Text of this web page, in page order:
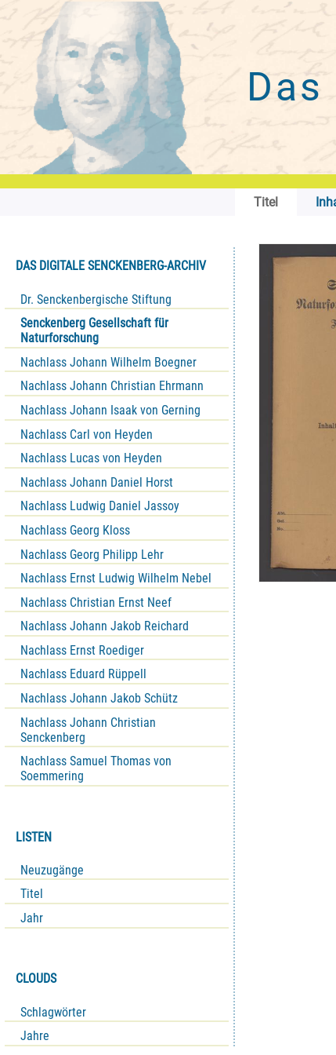
Titel
DAS DIGITALE SENCKENBERG-ARCHIV
Dr. Senckenbergische Stiftung
Senckenberg Gesellschaft für
Naturforschung
Nachlass Johann Wilhelm Boegner
Nachlass Johann Christian Ehrmann
Nachlass Johann Isaak von Gerning
Nachlass Carl von Heyden
Nachlass Lucas von Heyden
Nachlass Johann Daniel Horst
Nachlass Ludwig Daniel Jassoy
Nachlass Georg Kloss
Nachlass Georg Philipp Lehr
Nachlass Ernst Ludwig Wilhelm Nebel
Nachlass Christian Ernst Neef
Nachlass Johann Jakob Reichard
Nachlass Ernst Roediger
Nachlass Eduard Rüppell
Nachlass Johann Jakob Schütz
Nachlass Johann Christian
Senckenberg
Nachlass Samuel Thomas von
Soemmering
LISTEN
Neuzugänge
Titel
Jahr
CLOUDS
Schlagwörter
Jahre